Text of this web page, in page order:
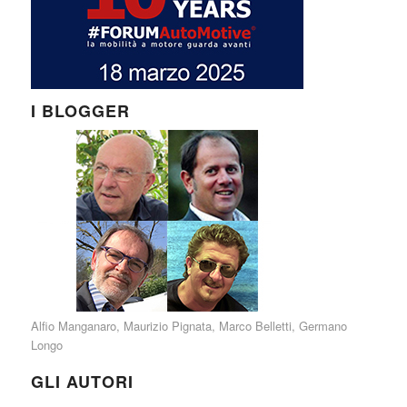
I BLOGGER
Alfio Manganaro, Maurizio Pignata, Marco Belletti, Germano
Longo
GLI AUTORI